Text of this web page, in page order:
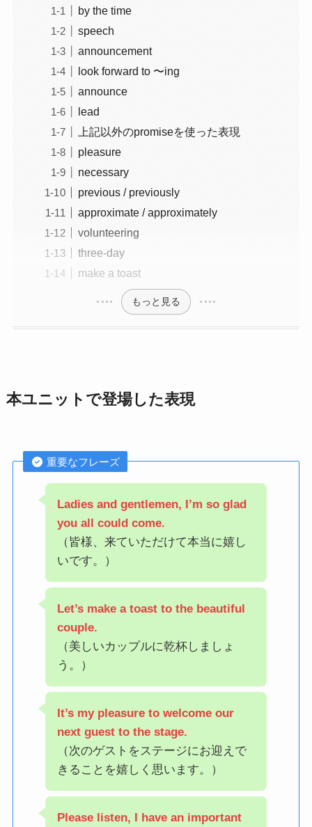
by the time
speech
announcement
look forward to 〜ing
announce
lead
上記以外のpromiseを使った表現
pleasure
necessary
previous / previously
approximate / approximately
volunteering
three-day
make a toast
もっと見る
本ユニットで登場した表現
重要なフレーズ
Ladies and gentlemen, I’m so glad
you all could come.
（皆様、来ていただけて本当に嬉し
いです。）
Let’s make a toast to the beautiful
couple.
（美しいカップルに乾杯しましょ
う。）
It’s my pleasure to welcome our
next guest to the stage.
（次のゲストをステージにお迎えで
きることを嬉しく思います。）
Please listen, I have an important